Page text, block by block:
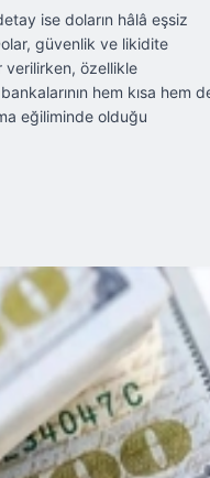
ise doların hâlâ eşsiz
güvenlik ve likidite
verilirken, özellikle
hem kısa hem
eğiliminde olduğu